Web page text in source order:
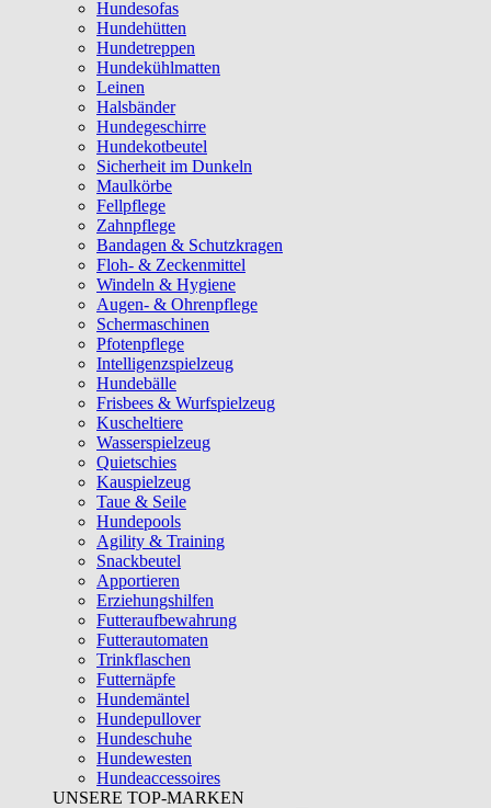
Hundesofas
Hundehütten
Hundetreppen
Hundekühlmatten
Leinen
Halsbänder
Hundegeschirre
Hundekotbeutel
Sicherheit im Dunkeln
Maulkörbe
Fellpflege
Zahnpflege
Bandagen & Schutzkragen
Floh- & Zeckenmittel
Windeln & Hygiene
Augen- & Ohrenpflege
Schermaschinen
Pfotenpflege
Intelligenzspielzeug
Hundebälle
Frisbees & Wurfspielzeug
Kuscheltiere
Wasserspielzeug
Quietschies
Kauspielzeug
Taue & Seile
Hundepools
Agility & Training
Snackbeutel
Apportieren
Erziehungshilfen
Futteraufbewahrung
Futterautomaten
Trinkflaschen
Futternäpfe
Hundemäntel
Hundepullover
Hundeschuhe
Hundewesten
Hundeaccessoires
UNSERE TOP-MARKEN